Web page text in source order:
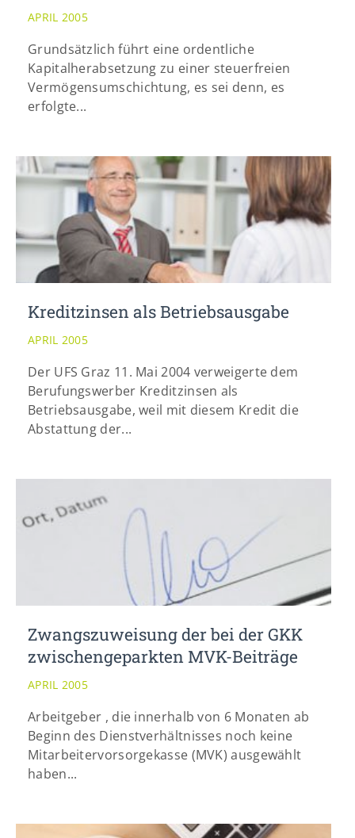
APRIL 2005
Grundsätzlich führt eine ordentliche
Kapitalherabsetzung zu einer steuerfreien
Vermögensumschichtung, es sei denn, es
erfolgte...
Kreditzinsen als Betriebsausgabe
APRIL 2005
Der UFS Graz 11. Mai 2004 verweigerte dem
Berufungswerber Kreditzinsen als
Betriebsausgabe, weil mit diesem Kredit die
Abstattung der...
Zwangszuweisung der bei der GKK
zwischengeparkten MVK-Beiträge
APRIL 2005
Arbeitgeber , die innerhalb von 6 Monaten ab
Beginn des Dienstverhältnisses noch keine
Mitarbeitervorsorgekasse (MVK) ausgewählt
haben...